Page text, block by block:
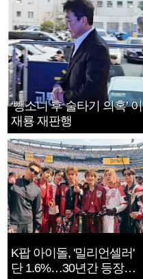
‘뺑소니 후 술타기 의혹’ 이
재룡 재판행
K팝 아이돌, '밀리언셀러'
단 1.6%…30년간 등장